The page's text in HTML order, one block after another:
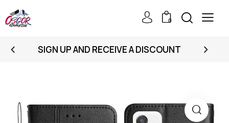
0
SIGN UP AND RECEIVE A DISCOUNT